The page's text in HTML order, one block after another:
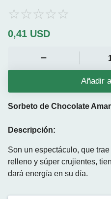
0,41 USD
Añadir
Sorbeto de Chocolate
Descripción:
Son un espectáculo, que
relleno y súper crujientes,
dará energía en su día.